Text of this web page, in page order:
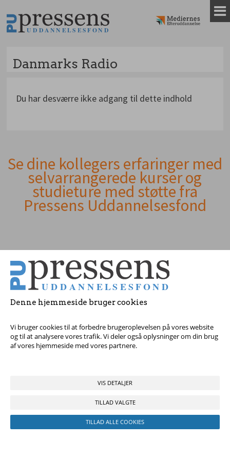
Denne hjemmeside bruger cookies
Vi bruger cookies til at forbedre brugeroplevelsen på vores website
og til at analysere vores trafik. Vi deler også oplysninger om din brug
af vores hjemmeside med vores partnere.
VIS DETALJER
TILLAD VALGTE
TILLAD ALLE COOKIES
til
indhold
Danmarks Radio
Du har desværre ikke adgang til dette indhold
Andet
indhold
Se dine kollegers erfaringer med
selvarrangerede kurser og
studieture med støtte fra
Pressens Uddannelsesfond
Tag fat i os med dine spørgsmål!
© 2017 Pressens Uddannelsesfond, Rådhuspladsen 16, 4. sal, 1550